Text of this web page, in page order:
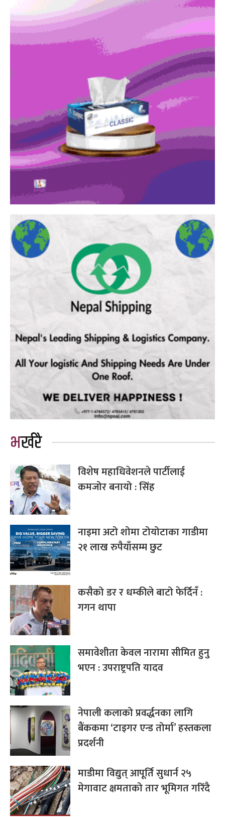
भर्खरै
विशेष महाधिवेशनले पार्टीलाई
कमजोर बनायो : सिंह
नाइमा अटो शोमा टोयोटाका गाडीमा
२१ लाख रुपैयाँसम्म छुट
कसैको डर र धम्कीले बाटो फेर्दिनँ :
गगन थापा
समावेशीता केवल नारामा सीमित हुनु
भएन : उपराष्ट्रपति यादव
नेपाली कलाको प्रवर्द्धनका लागि
बैंककमा ‘टाइगर एन्ड तोर्मा’ हस्तकला
प्रदर्शनी
माडीमा विद्युत् आपूर्ति सुधार्न २५
मेगावाट क्षमताको तार भूमिगत गरिँदै